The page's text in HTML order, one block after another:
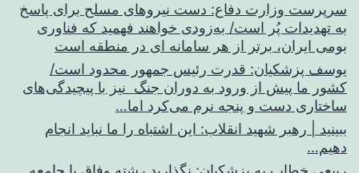
سرپرست وزارت دفاع: دست نیروهای مسلح برای پاسخ
به تهدیدات پُر است/ به‌زودی خواهند فهمید که فناوری
بومی ایران، برتر از هر سامانه ای در منطقه است
یوسف پزشکیان: قدرت رئیس‌ جمهور محدود است/
کشور ما پیش از ورود به دوران جنگ نیز با پیچیدگی‌های
ساختاری دست و پنجه نرم می‌کرد اما…
ببینید | رهبر شهید انقلاب: این اشتباه را ما نباید انجام
دهیم…